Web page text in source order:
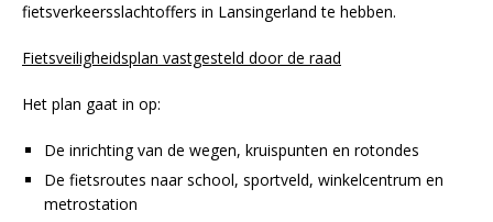
fietsverkeersslachtoffers in Lansingerland te hebben.
Fietsveiligheidsplan vastgesteld door de raad
Het plan gaat in op:
De inrichting van de wegen, kruispunten en rotondes
De fietsroutes naar school, sportveld, winkelcentrum en
metrostation